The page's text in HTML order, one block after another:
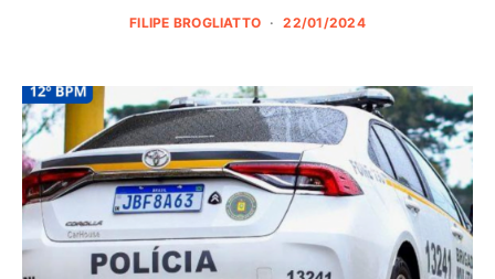
FILIPE BROGLIATTO 22/01/2024